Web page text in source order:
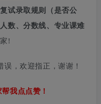
试录取规则（是否公
数、分数线、专业课难
!
，欢迎指正，谢谢！
我点点赞！